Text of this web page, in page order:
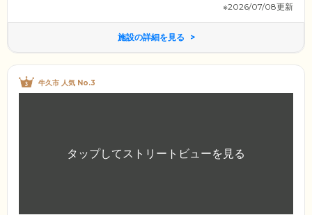
※2026/07/08更新
施設の詳細を見る
牛久市 人気 No.3